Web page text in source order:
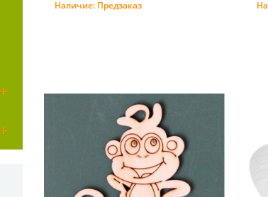
Предзаказ
Наличие: Предзаказ